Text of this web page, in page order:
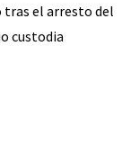
tras el arresto del
custodia